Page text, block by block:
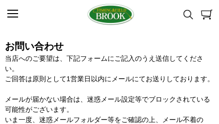
お問い合わせ
当店へのご要望は、下記フォームにご記入のうえ送信してくださ
い。
ご回答は原則として1営業日以内にメールにてお送りしております。
メールが届かない場合は、迷惑メール設定等でブロックされている
可能性がございます。
いま一度、迷惑メールフォルダー等をご確認の上、メール不着の